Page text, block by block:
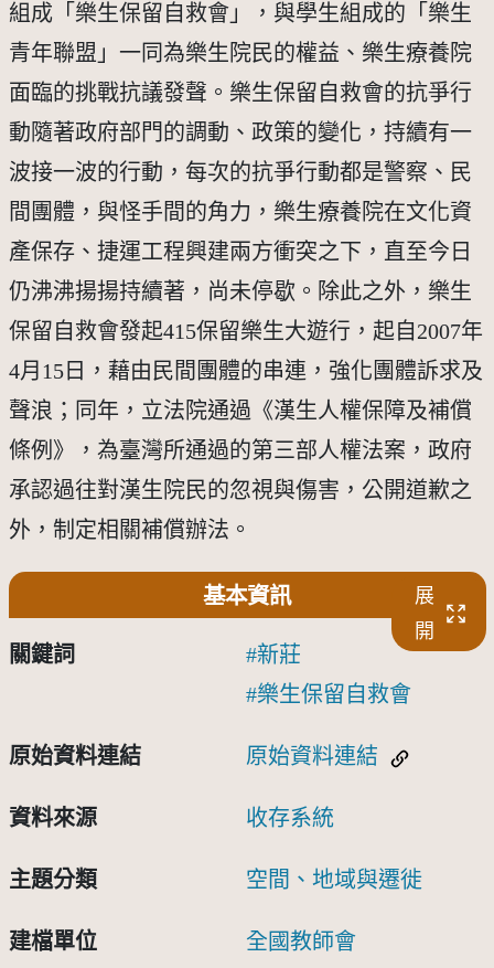
組成「樂生保留自救會」，與學生組成的「樂生
青年聯盟」一同為樂生院民的權益、樂生療養院
面臨的挑戰抗議發聲。樂生保留自救會的抗爭行
動隨著政府部門的調動、政策的變化，持續有一
波接一波的行動，每次的抗爭行動都是警察、民
間團體，與怪手間的角力，樂生療養院在文化資
產保存、捷運工程興建兩方衝突之下，直至今日
仍沸沸揚揚持續著，尚未停歇。除此之外，樂生
保留自救會發起415保留樂生大遊行，起自2007年
4月15日，藉由民間團體的串連，強化團體訴求及
聲浪；同年，立法院通過《漢生人權保障及補償
條例》，為臺灣所通過的第三部人權法案，政府
承認過往對漢生院民的忽視與傷害，公開道歉之
外，制定相關補償辦法。
基本資訊
展
開
關鍵詞
新莊
樂生保留自救會
原始資料連結 原始資料連結
資料來源 收存系統
主題分類 空間、地域與遷徙
建檔單位 全國教師會